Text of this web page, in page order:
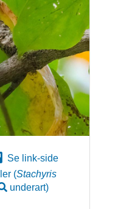
Se link-side
(Stachyris
underart)